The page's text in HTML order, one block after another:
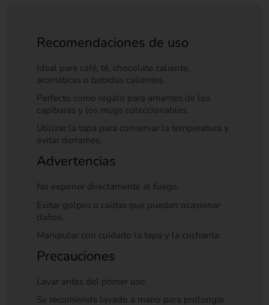
Recomendaciones de uso
Ideal para café, té, chocolate caliente,
aromáticas o bebidas calientes.
Perfecto como regalo para amantes de los
capibaras y los mugs coleccionables.
Utilizar la tapa para conservar la temperatura y
evitar derrames.
Advertencias
No exponer directamente al fuego.
Evitar golpes o caídas que puedan ocasionar
daños.
Manipular con cuidado la tapa y la cucharita.
Precauciones
Lavar antes del primer uso.
Se recomienda lavado a mano para prolongar